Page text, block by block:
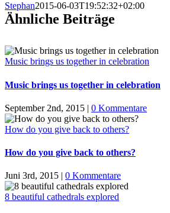
Stephan2015-06-03T19:52:32+02:00
Ähnliche Beiträge
Music brings us together in celebration
Music brings us together in celebration
September 2nd, 2015 | 0 Kommentare
How do you give back to others?
How do you give back to others?
Juni 3rd, 2015 0 Kommentare
8 beautiful cathedrals explored